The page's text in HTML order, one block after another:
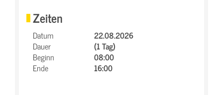
Zeiten
Datum
22.08.2026
Dauer
(1 Tag)
Beginn
08:00
Ende
16:00